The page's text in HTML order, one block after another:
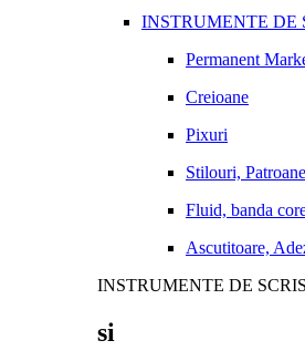
INSTRUMENTE DE
Permanent
Creioane
Pixuri
Stilouri,
Fluid, banda
Ascutitoare,
INSTRUMENTE DE SCRIS
si